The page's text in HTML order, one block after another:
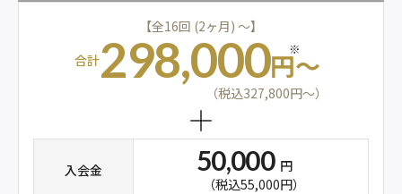
【全16回 (2ヶ月) 〜】
合計298,000円〜
※
（税込327,800円〜）
入会金 50,000 円
（税込55,000円）